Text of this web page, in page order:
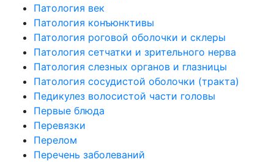
Патология век
Патология конъюнктивы
Патология роговой оболочки и склеры
Патология сетчатки и зрительного нерва
Патология слезных органов и глазницы
Патология сосудистой оболочки (тракта)
Педикулез волосистой части головы
Первые блюда
Перевязки
Перелом
Перечень заболеваний